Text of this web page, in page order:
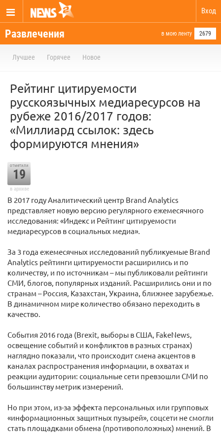
Вход
Развлечения в мою ленту 2679
Лучшее Горячее Новое
Рейтинг цитируемости
русскоязычных медиаресурсов на
рубеже 2016/2017 годов:
«Миллиард ссылок: здесь
формируются мнения»
отметили
19
в архиве
В 2017 году Аналитический центр Brand Analytics
представляет новую версию регулярного ежемесячного
исследования: «Индекс и Рейтинг цитируемости
медиаресурсов в социальных медиа».
За 3 года ежемесячных исследований публикуемые Brand
Analytics рейтинги цитируемости расширились и по
количеству, и по источникам – мы публиковали рейтинги
СМИ, блогов, популярных изданий. Расширились они и по
странам – Россия, Казахстан, Украина, ближнее зарубежье.
В динамичном мире количество обязано переходить в
качество.
События 2016 года (Brexit, выборы в США, FakeNews,
освещение событий и конфликтов в разных странах)
наглядно показали, что происходит смена акцентов в
каналах распространения информации, в охватах и
реакции аудитории: социальные сети превзошли СМИ по
большинству метрик измерений.
Но при этом, из-за эффекта персональных или групповых
«информационных защитных пузырей», соцсети не смогли
стать площадками обмена (противоположных) мнений. В